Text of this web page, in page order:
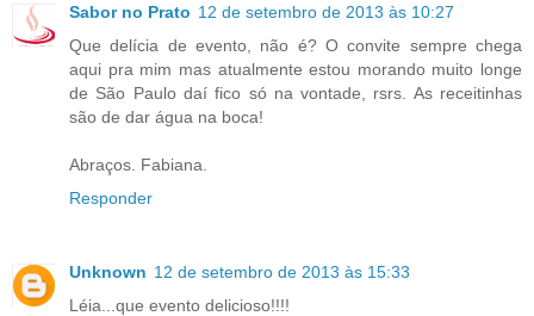
Sabor no Prato 12 de setembro de 2013 às 10:27
Que delícia de evento, não é? O convite sempre chega
aqui pra mim mas atualmente estou morando muito longe
de São Paulo daí fico só na vontade, rsrs. As receitinhas
são de dar água na boca!
Abraços. Fabiana.
Responder
Unknown 12 de setembro de 2013 às 15:33
Léia...que evento delicioso!!!!